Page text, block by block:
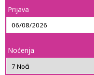
Prijava
Noćenja